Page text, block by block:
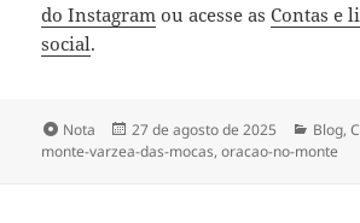
do Instagram ou acesse asContas e
social.
Formato
Nota
Publicado
em
27 de agosto de 2025 Blog,
monte-varzea-das-mocas,oracao-no-monte